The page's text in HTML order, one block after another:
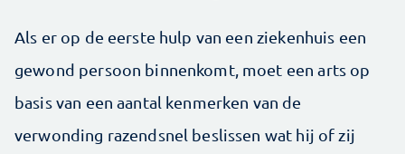
Als er op de eerste hulp van een ziekenhuis een
gewond persoon binnenkomt, moet een arts op
basis van een aantal kenmerken van de
verwonding razendsnel beslissen wat hij of zij